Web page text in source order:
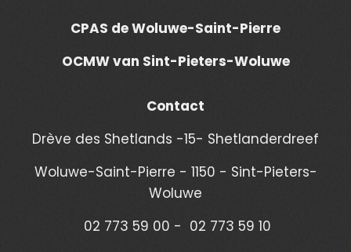
CPAS de Woluwe-Saint-Pierre
OCMW van Sint-Pieters-Woluwe
Contact
Drève des Shetlands -15- Shetlanderdreef
Woluwe-Saint-Pierre - 1150 - Sint-Pieters-
Woluwe
02 773 59 00 - 02 773 59 10